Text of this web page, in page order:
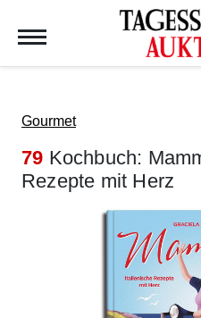
Gourmet
79 Kochbuch:
Rezepte mit Herz